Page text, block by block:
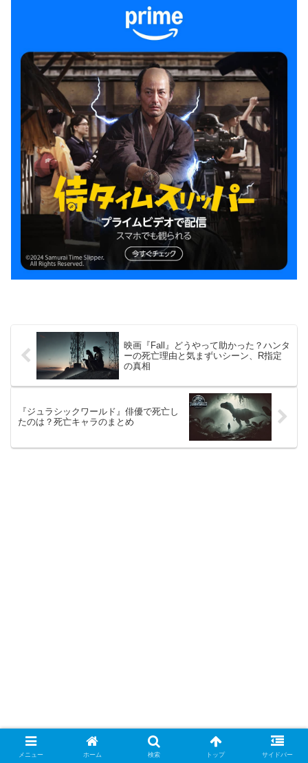
映画『Fall』どうやって助かった？ハンタ
ーの死亡理由と気まずいシーン、R指定
の真相
『ジュラシックワールド』俳優で死亡し
たのは？死亡キャラのまとめ
メニュー ホーム 検索 トップ サイドバー